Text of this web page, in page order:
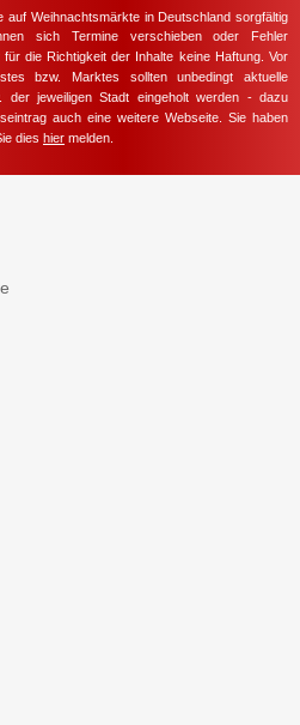
auf Weihnachtsmärkte in Deutschland sorgfältig
sich Termine verschieben oder Fehler
die Richtigkeit der Inhalte keine Haftung. Vor
bzw. Marktes sollten unbedingt aktuelle
der jeweiligen Stadt eingeholt werden - dazu
auch eine weitere Webseite. Sie haben
dies hier melden.